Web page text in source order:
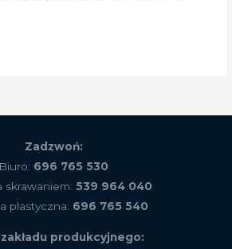
Zadzwoń:
Biuro: 696 765 530
skrawaniem: 539 964 040
plastyczna: 696 765 540
produkcyjnego: